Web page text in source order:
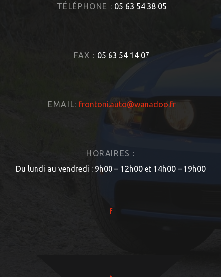
TÉLÉPHONE : 05 63 54 38 05
FAX : 05 63 54 14 07
EMAIL: frontoni.auto@wanadoo.fr
HORAIRES :
Du lundi au vendredi : 9h00 – 12h00 et 14h00 – 19h00